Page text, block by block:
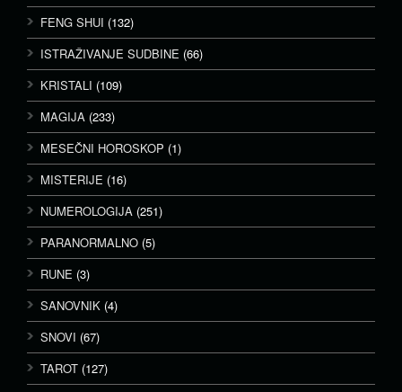
FENG SHUI (132)
ISTRAŽIVANJE SUDBINE (66)
KRISTALI (109)
MAGIJA (233)
MESEČNI HOROSKOP (1)
MISTERIJE (16)
NUMEROLOGIJA (251)
PARANORMALNO (5)
RUNE (3)
SANOVNIK (4)
SNOVI (67)
TAROT (127)